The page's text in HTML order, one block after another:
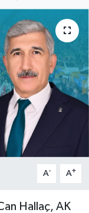
A- A+
Hallaç, AK